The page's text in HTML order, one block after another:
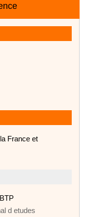
France et
d etudes